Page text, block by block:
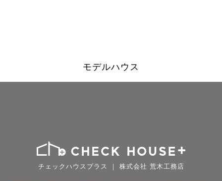
モデルハウス
チェックハウスプラス ｜ 株式会社 荒木工務店